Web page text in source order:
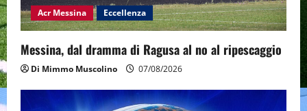
Acr Messina Eccellenza
Messina, dal dramma di Ragusa al no al ripescaggio
Di Mimmo Muscolino 07/08/2026